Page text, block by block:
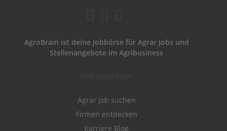
AgroBrain ist deine Jobbörse für Agrar Jobs und
Stellenangebote im Agribusiness
Agrar Job suchen
Firmen entdecken
Karriere Blog